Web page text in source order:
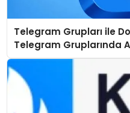
Telegram Grupları ile
Telegram Gruplarında